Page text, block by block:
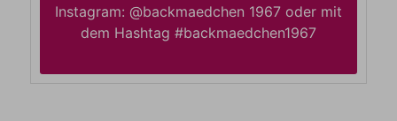
Instagram: @backmaedchen 1967 oder mit
dem Hashtag #backmaedchen1967